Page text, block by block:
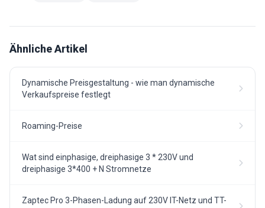
Ähnliche Artikel
Dynamische Preisgestaltung - wie man dynamische
Verkaufspreise festlegt
Roaming-Preise
Wat sind einphasige, dreiphasige 3 * 230V und
dreiphasige 3*400 + N Stromnetze
Zaptec Pro 3-Phasen-Ladung auf 230V IT-Netz und TT-